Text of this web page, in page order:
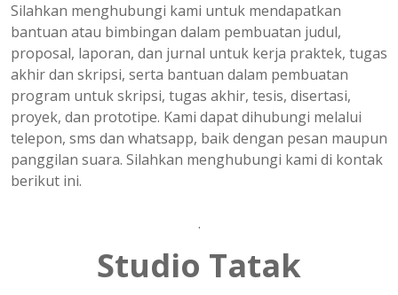
Silahkan menghubungi kami untuk mendapatkan
bantuan atau bimbingan dalam pembuatan judul,
proposal, laporan, dan jurnal untuk kerja praktek, tugas
akhir dan skripsi, serta bantuan dalam pembuatan
program untuk skripsi, tugas akhir, tesis, disertasi,
proyek, dan prototipe. Kami dapat dihubungi melalui
telepon, sms dan whatsapp, baik dengan pesan maupun
panggilan suara. Silahkan menghubungi kami di kontak
berikut ini.
.
Studio Tatak